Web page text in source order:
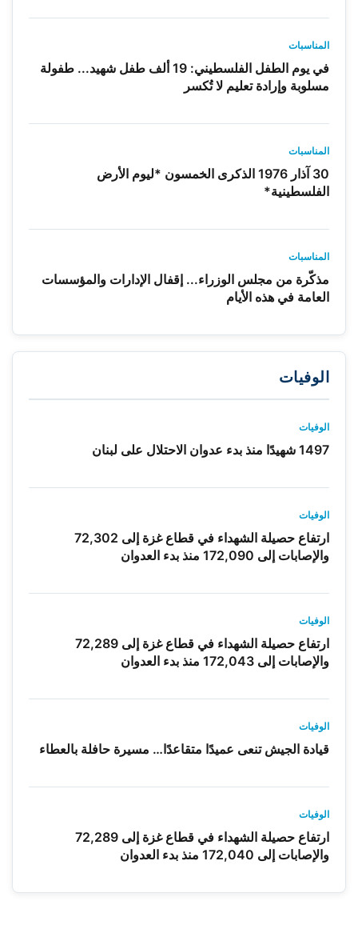
المناسبات
في يوم الطفل الفلسطيني: 19 ألف طفل شهيد... طفولة
مسلوبة وإرادة تعليم لا تُكسر
المناسبات
30 آذار 1976 الذكرى الخمسون *ليوم الأرض
الفلسطينية*
المناسبات
مذكّرة من مجلس الوزراء... إقفال الإدارات والمؤسسات
العامة في هذه الأيام
الوفيات
الوفيات
1497 شهيدًا منذ بدء عدوان الاحتلال على لبنان
الوفيات
ارتفاع حصيلة الشهداء في قطاع غزة إلى 72,302
والإصابات إلى 172,090 منذ بدء العدوان
الوفيات
ارتفاع حصيلة الشهداء في قطاع غزة إلى 72,289
والإصابات إلى 172,043 منذ بدء العدوان
الوفيات
قيادة الجيش تنعى عميدًا متقاعدًا… مسيرة حافلة بالعطاء
الوفيات
ارتفاع حصيلة الشهداء في قطاع غزة إلى 72,289
والإصابات إلى 172,040 منذ بدء العدوان